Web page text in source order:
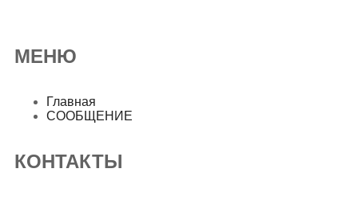
МЕНЮ
Главная
СООБЩЕНИЕ
КОНТАКТЫ